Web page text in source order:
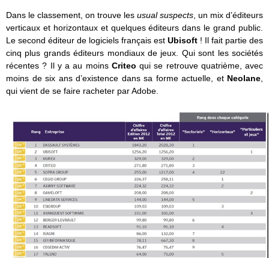
Dans le classement, on trouve les usual suspects , un mix d’éditeurs
verticaux et horizontaux et quelques éditeurs dans le grand public.
Le second éditeur de logiciels français est Ubisoft ! Il fait partie des
cinq plus grands éditeurs mondiaux de jeux. Qui sont les sociétés
récentes ? Il y a au moins Criteo qui se retrouve quatrième, avec
moins de six ans d’existence dans sa forme actuelle, et Neolane
qui vient de se faire racheter par Adobe.